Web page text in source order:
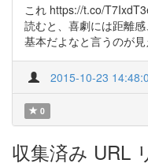
これ https://t.co/
読むと、喜劇には距離
基本だよなと言うのが見
2015-10-23
0
収集済み URL